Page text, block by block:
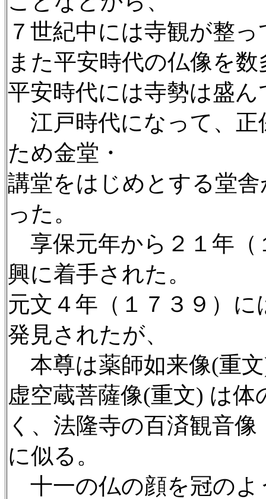
７世紀中には寺観が整
また平安時代の仏像を
平安時代には寺勢は盛
江戸時代になって、正
ため金堂・
講堂をはじめとする堂
った。
享保元年から２１年（
興に着手された。
元文４年（１７３９）
発見されたが、
本尊は薬師如来像(重
虚空蔵菩薩像(重文) は
く、法隆寺の百済観音像
に似る。
十一の仏の顔を冠のよ